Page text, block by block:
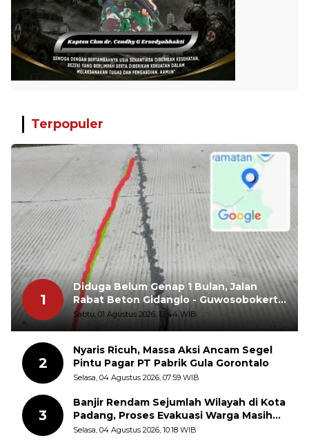
Terpopuler
1
Diduga Belum Genap 1 Bulan, Jalan
Rabat Beton Gidanglo - Guwosobokerto
Sudah Pecah
Sabtu, 01 Agustus 2026, 13:44 WIB
2
Nyaris Ricuh, Massa Aksi Ancam Segel
Pintu Pagar PT Pabrik Gula Gorontalo
Selasa, 04 Agustus 2026, 07:59 WIB
3
Banjir Rendam Sejumlah Wilayah di Kota
Padang, Proses Evakuasi Warga Masih
Berlangsung
Selasa, 04 Agustus 2026, 10:18 WIB